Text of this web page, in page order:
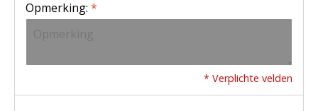
Opmerking: *
* Verplichte velden